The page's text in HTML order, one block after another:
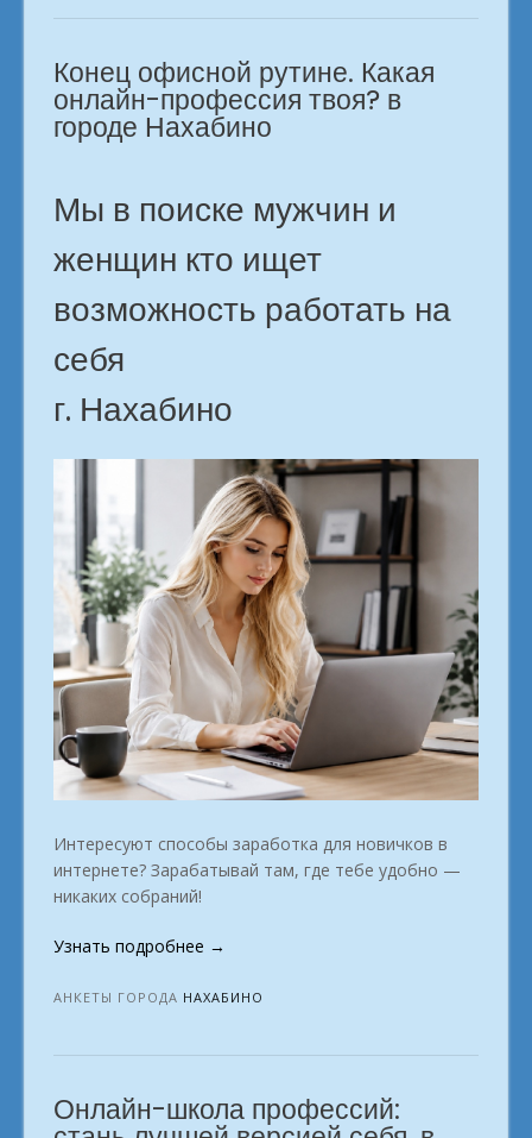
на
Нахабино»
Конец офисной рутине. Какая
онлайн-профессия твоя? в
городе Нахабино
Мы в поиске мужчин и
женщин кто ищет
возможность работать на
себя
г. Нахабино
Интересуют способы заработка для новичков в
интернете? Зарабатывай там, где тебе удобно —
никаких собраний!
Узнать подробнее «Конец
рутине.
онлайн-
твоя?
в
→
АНКЕТЫ ГОРОДА НАХАБИНО
Онлайн-школа профессий: